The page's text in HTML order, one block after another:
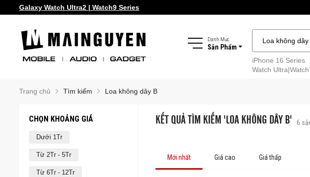
Galaxy Watch Ultra2 | Watch9 Series
Danh Mục
Sản Phẩm
iPhone 16 Series
Watch
Trang chủ Tìm kiếm Loa không dây B
CHỌN KHOẢNG GIÁ
Dưới 1Tr
Từ 2Tr - 5Tr
Từ 6Tr - 12Tr
KẾT QUẢ TÌM KIẾM 'LOA KHÔNG DÂY B' 6
Mới nhất Giá cao Giá thấp